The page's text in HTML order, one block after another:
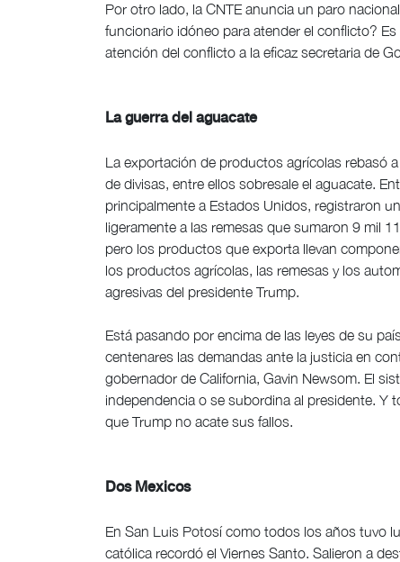
Por otro lado, la CNTE anuncia un paro
funcionario idóneo para atender el conflicto?
atención del conflicto a la eficaz secretaria de
La guerra del aguacate
La exportación de productos agrícolas rebasó
de divisas, entre ellos sobresale el aguacate.
principalmente a Estados Unidos, registraron
ligeramente a las remesas que sumaron 9 mil
pero los productos que exporta llevan
los productos agrícolas, las remesas y los
agresivas del presidente Trump.
Está pasando por encima de las leyes de su
centenares las demandas ante la justicia en
gobernador de California, Gavin Newsom. El
independencia o se subordina al presidente. Y
que Trump no acate sus fallos.
Dos Mexicos
En San Luis Potosí como todos los años tuvo
católica recordó el Viernes Santo. Salieron a